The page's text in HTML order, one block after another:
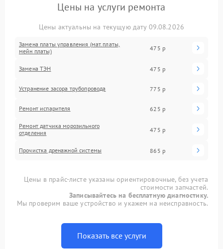
Цены на услуги ремонта
Цены актуальны на текущую дату 09.08.2026
Замена платы управления (мат.платы,
мейн платы)
475 р
Замена ТЭН 475 р
Устранение засора трубопровода 775 р
Ремонт испарителя 625 р
Ремонт датчика морозильного
отделения
475 р
Прочистка дренажной системы 865 р
Цены в прайс-листе указаны ориентировочные, без учета
стоимости запчастей.
Записывайтесь на бесплатную диагностику.
Мы проверим ваше устройство и укажем на неисправность.
Показать все услуги